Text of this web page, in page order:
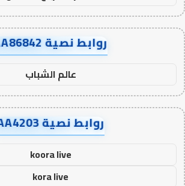
روابط نصية AA86842
عالم الشباب
روابط نصية AA4203
koora live
kora live